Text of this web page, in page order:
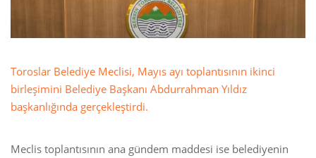
Toroslar Belediye Meclisi, Mayıs ayı toplantısının ikinci
birleşimini Belediye Başkanı Abdurrahman Yıldız
başkanlığında gerçekleştirdi.
Meclis toplantısının ana gündem maddesi ise belediyenin